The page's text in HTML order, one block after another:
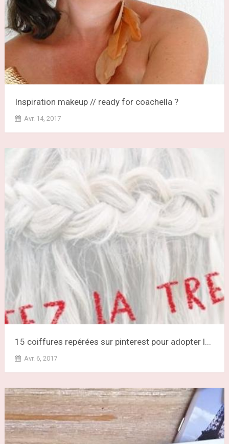
Inspiration makeup // ready for coachella ?
Avr. 14, 2017
15 coiffures repérées sur pinterest pour adopter l...
Avr. 6, 2017